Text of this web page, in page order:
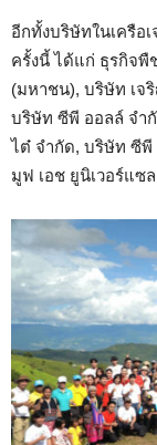
อีกทั้งบริษัทในเครื
ครั้งนี้ ได้แก่ ธุรกิจพื
(มหาชน), บริษัท เจ
บริษัท ซีพี ออลล์ จำ
ไต๋ จำกัด, บริษัท ซี
มูฟ เอช ยูนิเวอร์แซ